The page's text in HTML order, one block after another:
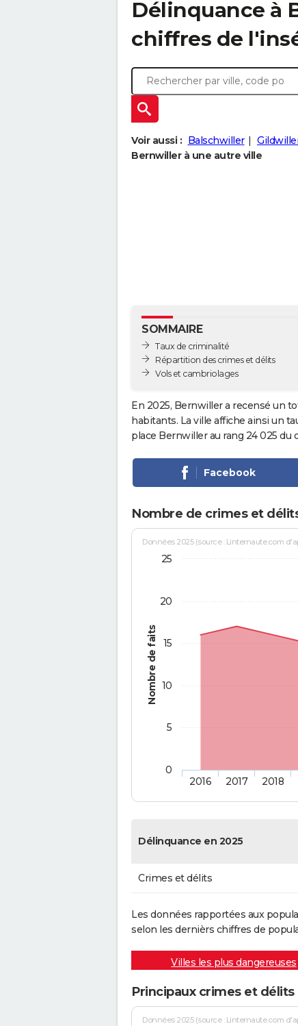
Délinquance à
chiffres de
Voir aussi : Balschwiller
Bernwiller à une autre ville
SOMMAIRE
Taux de criminalité
Répartition des crimes et délits
Vols et cambriolages
En 2025, Bernwiller a recensé un
habitants. La ville affiche ainsi un
place Bernwiller au rang 24 025 du
Facebook
Nombre de crimes et
Nombre de faits
Données 2025 (source : Linternaute.com
2016 2017 2018
0
5
10
15
20
25
Délinquance en 2025
Crimes et délits
Les données rapportées aux
selon les dernièrs chiffres de
Villes les plus dangereuses
Principaux crimes et
Données 2025 (source : Linternaute.com